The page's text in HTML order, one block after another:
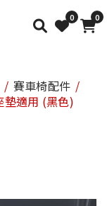
0 0
賽車椅配件
墊適用 (黑色)